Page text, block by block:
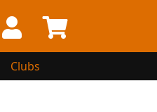
Clubs